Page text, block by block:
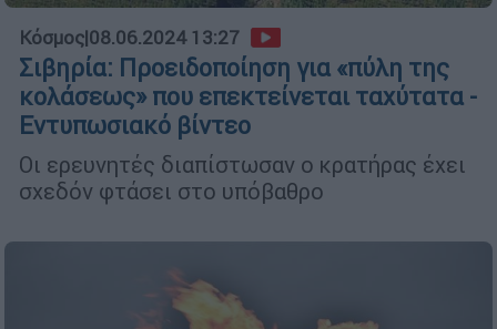
Κόσμος|08.06.2024 13:27
Σιβηρία: Προειδοποίηση για «πύλη της
κολάσεως» που επεκτείνεται ταχύτατα -
Εντυπωσιακό βίντεο
Οι ερευνητές διαπίστωσαν ο κρατήρας έχει
σχεδόν φτάσει στο υπόβαθρo